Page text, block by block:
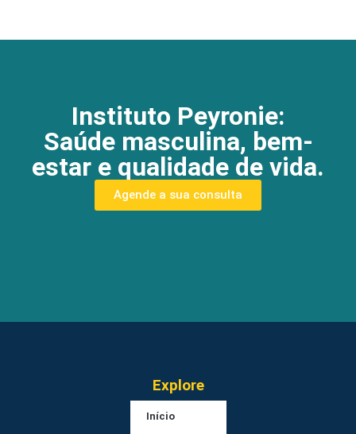
Instituto Peyronie:
Saúde masculina, bem-
estar e qualidade de vida.
Agende a sua consulta
Explore
Início